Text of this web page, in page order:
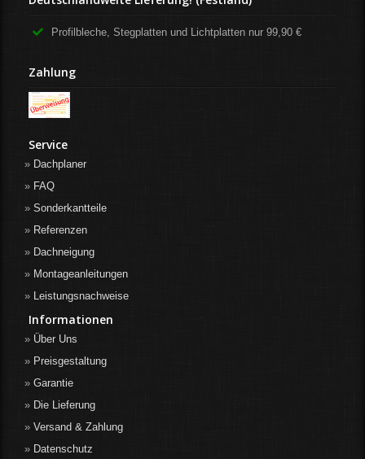
Profilbleche, Stegplatten und Lichtplatten nur 99,90 €
Zahlung
Service
Dachplaner
FAQ
Sonderkantteile
Referenzen
Dachneigung
Montageanleitungen
Leistungsnachweise
Informationen
Über Uns
Preisgestaltung
Garantie
Die Lieferung
Versand & Zahlung
Datenschutz